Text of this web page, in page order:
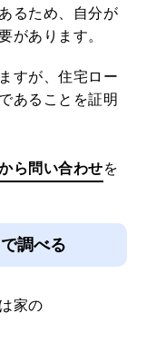
るため、自分が
があります。
すが、住宅ロー
あることを証明
ら問い合わせを
調べる
家の